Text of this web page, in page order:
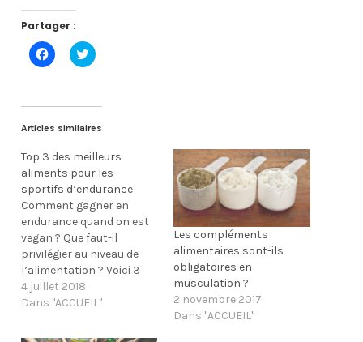
Partager :
C
l
e
p
o
r
p
a
r
a
g
r
s
u
r
F
a
c
o
C
l
e
p
o
r
p
a
r
a
g
e
r
s
u
r
i
e
Articles similaires
Top 3 des meilleurs
aliments pour les
sportifs d’endurance
Comment gagner en
endurance quand on est
vegan ? Que faut-il
privilégier au niveau de
l’alimentation ? Voici 3
aliments 100% d’origine
végétale qui présentent
particulièrement
4 juillet 2018
Dans "ACCUEIL"
Les compléments
alimentaires sont-ils
obligatoires en
musculation ?
2 novembre 2017
Dans "ACCUEIL"